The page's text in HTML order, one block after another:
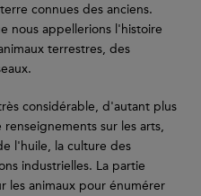
connues des anciens.
nous appellerions l'histoire
terrestres, des
considérable, d'autant plus
sur les arts,
l'huile, la culture des
industrielles. La partie
les animaux pour énumérer